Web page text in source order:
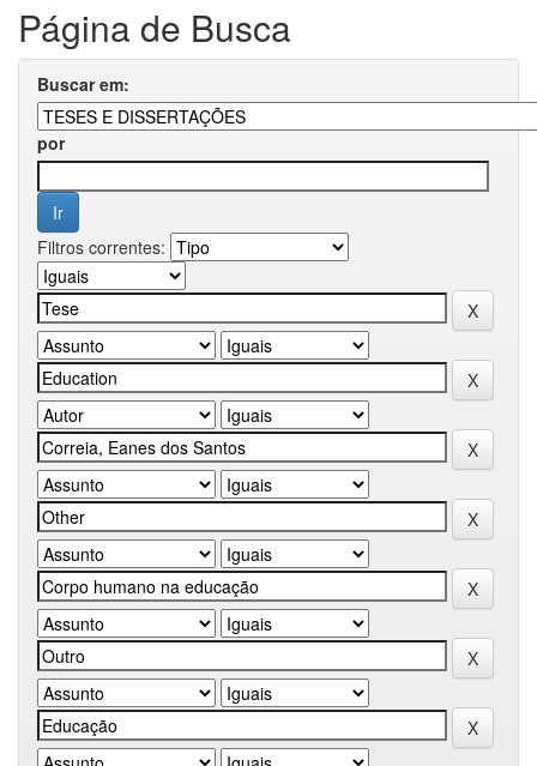
Página de Busca
Buscar em:
por
Filtros correntes: